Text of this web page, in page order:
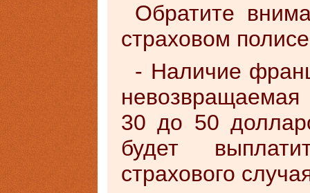
Обратите
страховом
- Наличие
30 до 50
будет
страхового